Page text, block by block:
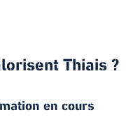
Thiais ?
en cours